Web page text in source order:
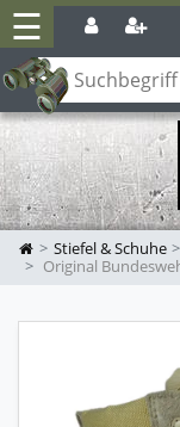
☰
Stiefel & Schuhe
Original